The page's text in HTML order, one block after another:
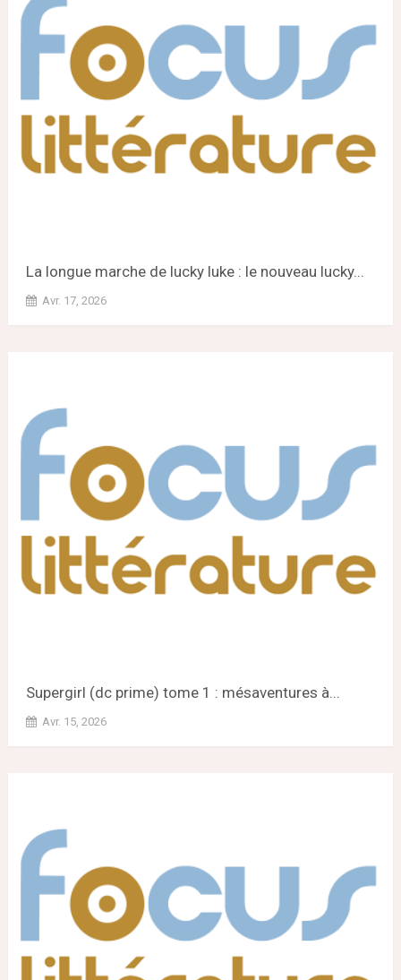
La longue marche de lucky luke : le nouveau lucky...
Avr. 17, 2026
Supergirl (dc prime) tome 1 : mésaventures à...
Avr. 15, 2026